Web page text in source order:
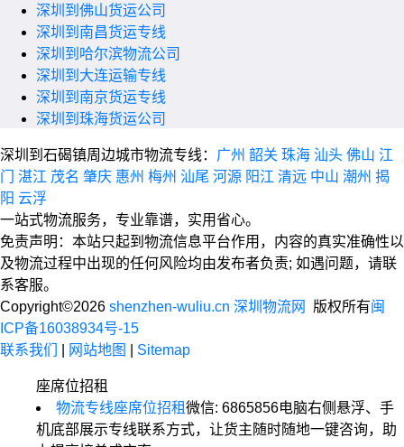
深圳到佛山货运公司
深圳到南昌货运专线
深圳到哈尔滨物流公司
深圳到大连运输专线
深圳到南京货运专线
深圳到珠海货运公司
深圳到石碣镇周边城市物流专线： 广州 韶关 珠海 汕头 佛山 江
门
湛江 茂名 肇庆 惠州 梅州 汕尾 河源 阳江 清远 中山 潮州 揭
阳 云浮
一站式物流服务，专业靠谱，实用省心。
免责声明：本站只起到物流信息平台作用，内容的真实准确性以
及物流过程中出现的任何风险均由发布者负责; 如遇问题，请联
系客服。
Copyright©2026 shenzhen-wuliu.cn 深圳物流网 版权所有闽
ICP备16038934号-15
联系我们
网站地图 Sitemap
座席位招租
物流专线座席位招租微信: 6865856电脑右侧悬浮、手
机底部展示专线联系方式，让货主随时随地一键咨询，助